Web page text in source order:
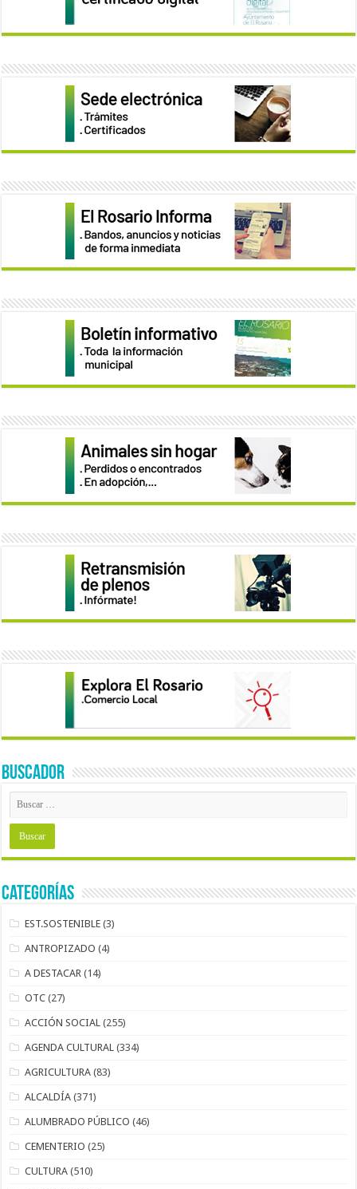
BUSCADOR
Categorías
EST.SOSTENIBLE (3)
ANTROPIZADO (4)
A DESTACAR (14)
OTC (27)
ACCIÓN SOCIAL (255)
AGENDA CULTURAL (334)
AGRICULTURA (83)
ALCALDÍA (371)
ALUMBRADO PÚBLICO (46)
CEMENTERIO (25)
CULTURA (510)